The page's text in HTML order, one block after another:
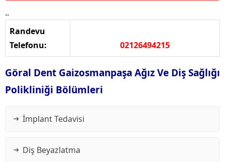
..
Randevu
Telefonu:
02126494215
Göral Dent Gaizosmanpaşa Ağız Ve Diş Sağlığı
Polikliniği Bölümleri
İmplant Tedavisi
Diş Beyazlatma